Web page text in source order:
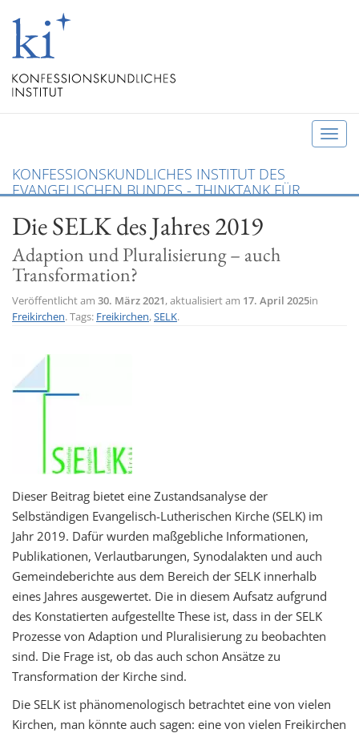
T
g
KONFESSIONSKUNDLICHES INSTITUT DES
EVANGELISCHEN BUNDES - THINKTANK FÜR
Die SELK des Jahres 2019
Adaption und Pluralisierung – auch
Transformation?
Veröffentlicht am 30. März 2021, aktualisiert am 17. April 2025in
Freikirchen. Tags: Freikirchen,SELK.
Dieser Beitrag bietet eine Zustandsanalyse der
Selbständigen Evangelisch-Lutherischen Kirche (SELK) im
Jahr 2019. Dafür wurden maßgebliche Informationen,
Publikationen, Verlautbarungen, Synodalakten und auch
Gemeindeberichte aus dem Bereich der SELK innerhalb
eines Jahres ausgewertet. Die in diesem Aufsatz aufgrund
des Konstatierten aufgestellte These ist, dass in der SELK
Prozesse von Adaption und Pluralisierung zu beobachten
sind. Die Frage ist, ob das auch schon Ansätze zu
Transformation der Kirche sind.
Die SELK ist phänomenologisch betrachtet eine von vielen
Kirchen, man könnte auch sagen: eine von vielen Freikirchen